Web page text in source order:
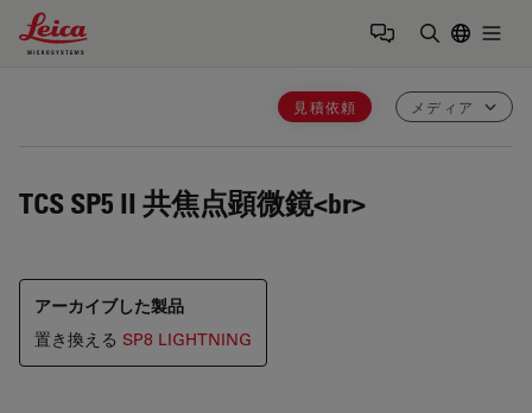
Leica Microsystems Logo
見積依頼 メディア
TCS SP5 II 共焦点顕微鏡<br>
アーカイブした製品
置き換える SP8 LIGHTNING